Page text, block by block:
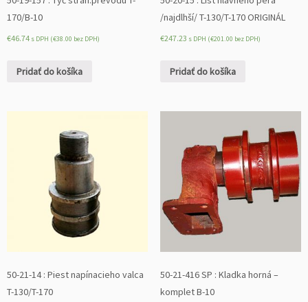
170/B-10
€46.74 s DPH (€38.00 bez DPH)
Pridať do košíka
/najdlhší/ T-130/T-170 ORIGINÁL
€247.23 s DPH (€201.00 bez DPH)
Pridať do košíka
50-21-14 : Piest napínacieho valca
T-130/T-170
50-21-416 SP : Kladka horná –
komplet B-10